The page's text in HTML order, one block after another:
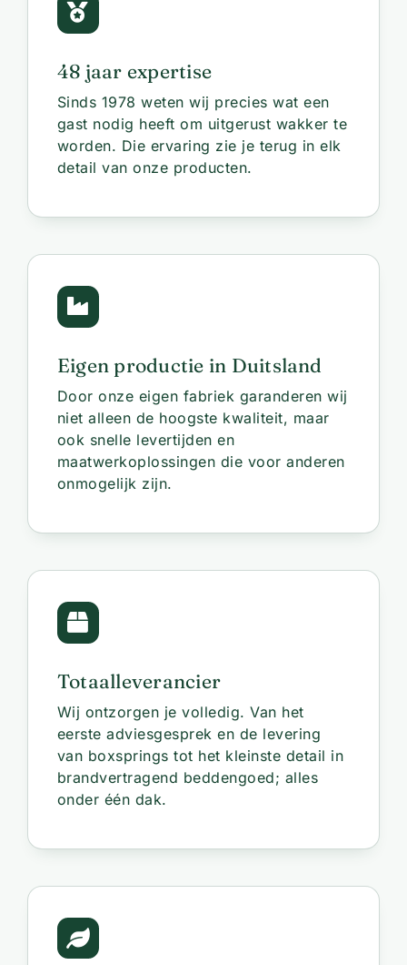
48 jaar expertise
Sinds 1978 weten wij precies wat een
gast nodig heeft om uitgerust wakker te
worden. Die ervaring zie je terug in elk
detail van onze producten.
Eigen productie in Duitsland
Door onze eigen fabriek garanderen wij
niet alleen de hoogste kwaliteit, maar
ook snelle levertijden en
maatwerkoplossingen die voor anderen
onmogelijk zijn.
Totaalleverancier
Wij ontzorgen je volledig. Van het
eerste adviesgesprek en de levering
van boxsprings tot het kleinste detail in
brandvertragend beddengoed; alles
onder één dak.